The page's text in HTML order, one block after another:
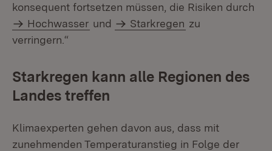
konsequent fortsetzen müssen, die Risiken durch
Hochwasser und Starkregen zu
verringern.“
Starkregen kann alle Regionen des
Landes treffen
Klimaexperten gehen davon aus, dass mit
zunehmenden Temperaturanstieg in Folge der